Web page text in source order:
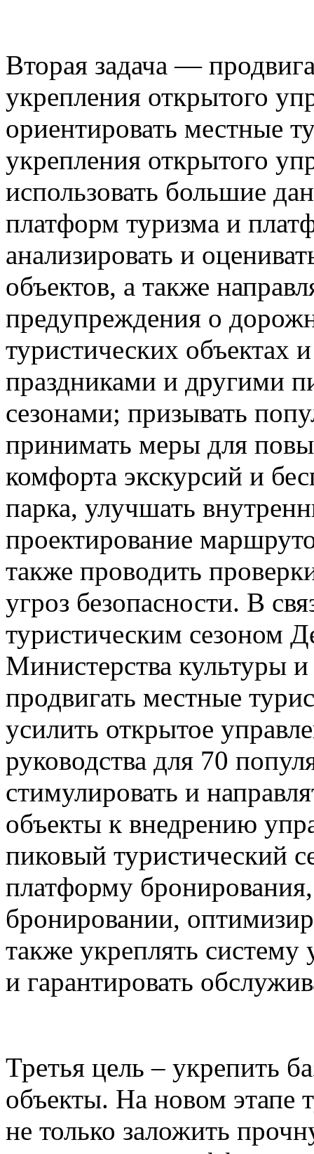
Вторая задача —
укрепления открытого
ориентировать местные
укрепления открытого
использовать большие
платформ туризма и
анализировать и
объектов, а также
предупреждения о
туристических объектах
праздниками и другими
сезонами; призывать
принимать меры для
комфорта экскурсий и
парка, улучшать
проектирование
также проводить
угроз безопасности. В
туристическим сезоном
Министерства культуры
продвигать местные
усилить открытое
руководства для 70
стимулировать и
объекты к внедрению
пиковый туристический
платформу
бронировании,
также укреплять
и гарантировать
Третья цель – укрепить
объекты. На новом этапе
не только заложить